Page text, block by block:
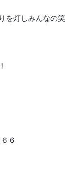
を灯しみんなの笑
６